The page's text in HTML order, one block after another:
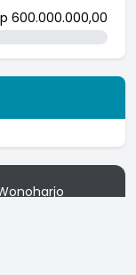
600.000.000,00